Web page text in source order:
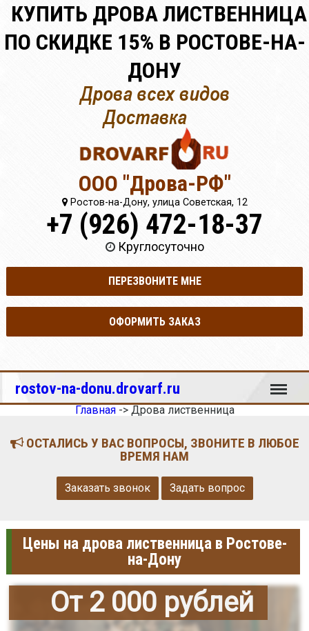
КУПИТЬ ДРОВА ЛИСТВЕННИЦА
ПО СКИДКЕ 15% В РОСТОВЕ-НА-
ДОНУ
ООО "Дрова-РФ"
Ростов-на-Дону, улица Советская, 12
+7 (926) 472-18-37
Круглосуточно
ПЕРЕЗВОНИТЕ МНЕ
ОФОРМИТЬ ЗАКАЗ
rostov-na-donu.drovarf.ru Меню
Главная-> Дрова лиственница
ОСТАЛИСЬ У ВАС ВОПРОСЫ, ЗВОНИТЕ В ЛЮБОЕ
ВРЕМЯ НАМ
Заказать звонок Задать вопрос
Цены на дрова лиственница в Ростове-
на-Дону
От 2 000 рублей